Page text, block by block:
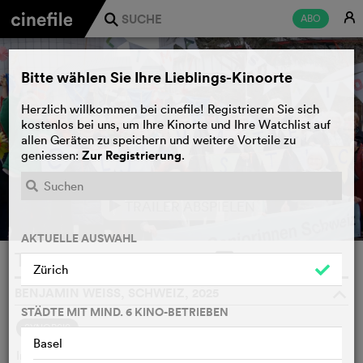
ABO E
j
TRAILER ABSPIELEN
Trop chaud
SYNOPSIS
Im April 2024 hat der Europäische Gerichtshof für
Bitte wählen Sie Ihre Lieblings-Kinoorte
Herzlich willkommen bei cinefile! Registrieren Sie sich
kostenlos bei uns, um Ihre Kinorte und Ihre Watchlist auf
allen Geräten zu speichern und weitere Vorteile zu
geniessen: Zur Registrierung.
AKTUELLE AUSWAHL
Zürich
STÄDTE MIT MIND. 6 KINO-BETRIEBEN
Basel